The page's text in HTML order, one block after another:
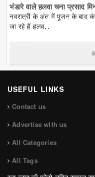
भंडारे वाले हलवा चना प्रसाद
नवरात्री के अंत में पूजन के बाद
जा रहे हैं हलव...
USEFUL LINKS
Contact us
Advertise with us
All Categories
All Tags